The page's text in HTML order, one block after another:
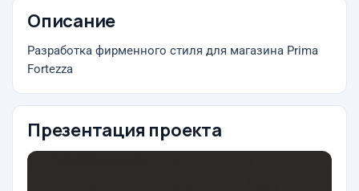
Описание
Разработка фирменного стиля для магазина Prima
Fortezza
Презентация проекта